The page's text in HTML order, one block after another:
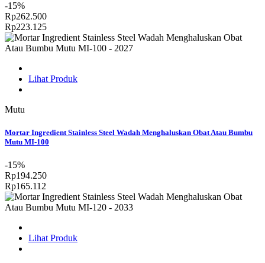
-15%
Rp262.500
Rp223.125
Lihat Produk
Mutu
Mortar Ingredient Stainless Steel Wadah Menghaluskan Obat Atau Bumbu
Mutu MI-100
-15%
Rp194.250
Rp165.112
Lihat Produk